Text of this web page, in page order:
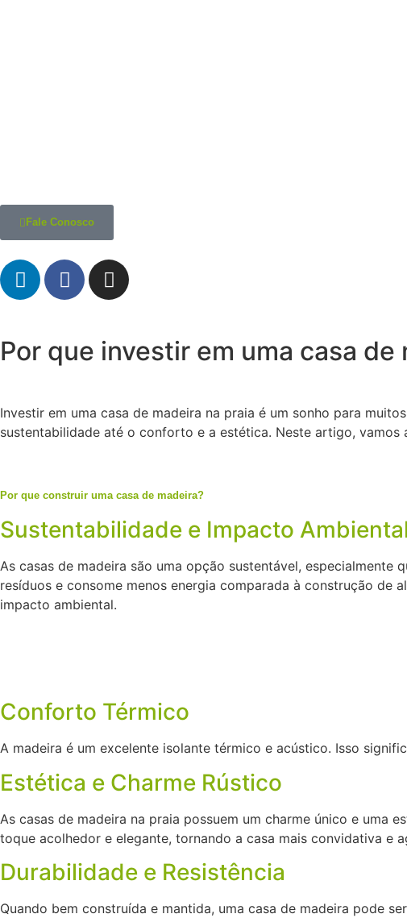
Fale Conosco
Por que investir em uma casa de
Investir em uma casa de madeira na praia é um sonho para
sustentabilidade até o conforto e a estética. Neste artigo, vamos
Por que construir uma casa de madeira?
Sustentabilidade e Impacto
As casas de madeira são uma opção sustentável,
resíduos e consome menos energia comparada à construção de
impacto ambiental.
Conforto Térmico
A madeira é um excelente isolante térmico e acústico. Isso
Estética e Charme Rústico
As casas de madeira na praia possuem um charme único e uma
toque acolhedor e elegante, tornando a casa mais convidativa e
Durabilidade e Resistência
Quando bem construída e mantida, uma casa de madeira pode